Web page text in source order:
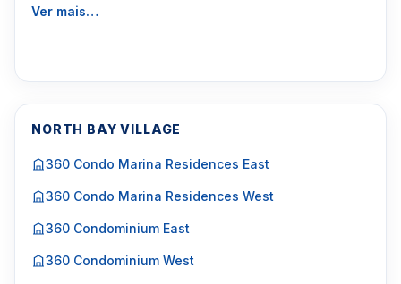
Ver mais…
NORTH BAY VILLAGE
360 Condo Marina Residences East
360 Condo Marina Residences West
360 Condominium East
360 Condominium West